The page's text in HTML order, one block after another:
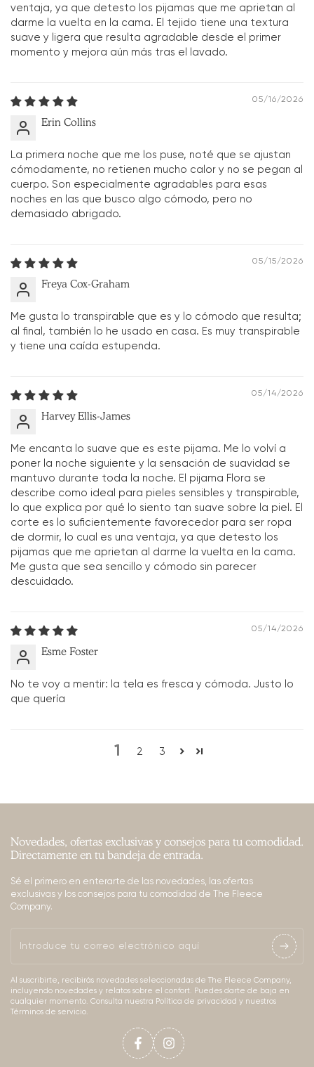
ventaja, ya que detesto los pijamas que me aprietan al
darme la vuelta en la cama. El tejido tiene una textura
suave y ligera que resulta agradable desde el primer
momento y mejora aún más tras el lavado.
05/16/2026
Erin Collins
La primera noche que me los puse, noté que se ajustan
cómodamente, no retienen mucho calor y no se pegan al
cuerpo. Son especialmente agradables para esas
noches en las que busco algo cómodo, pero no
demasiado abrigado.
05/15/2026
Freya Cox-Graham
Me gusta lo transpirable que es y lo cómodo que resulta;
al final, también lo he usado en casa. Es muy transpirable
y tiene una caída estupenda.
05/14/2026
Harvey Ellis-James
Me encanta lo suave que es este pijama. Me lo volví a
poner la noche siguiente y la sensación de suavidad se
mantuvo durante toda la noche. El pijama Flora se
describe como ideal para pieles sensibles y transpirable,
lo que explica por qué lo siento tan suave sobre la piel. El
corte es lo suficientemente favorecedor para ser ropa
de dormir, lo cual es una ventaja, ya que detesto los
pijamas que me aprietan al darme la vuelta en la cama.
Me gusta que sea sencillo y cómodo sin parecer
descuidado.
05/14/2026
Esme Foster
No te voy a mentir: la tela es fresca y cómoda. Justo lo
que quería
1 2 3
FacebookInstagram
Novedades, ofertas exclusivas y consejos para tu comodidad.
Directamente en tu bandeja de entrada.
Sé el primero en enterarte de las novedades, las ofertas
exclusivas y los consejos para tu comodidad de The Fleece
Company.
correo
electrónico
Al suscribirte, recibirás novedades seleccionadas de The Fleece Company,
incluyendo novedades y relatos sobre el confort. Puedes darte de baja en
cualquier momento. Consulta nuestra Política de privacidad y nuestros
Términos de servicio.